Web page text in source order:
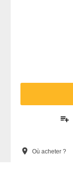
playlist_add
location_on Où acheter ?